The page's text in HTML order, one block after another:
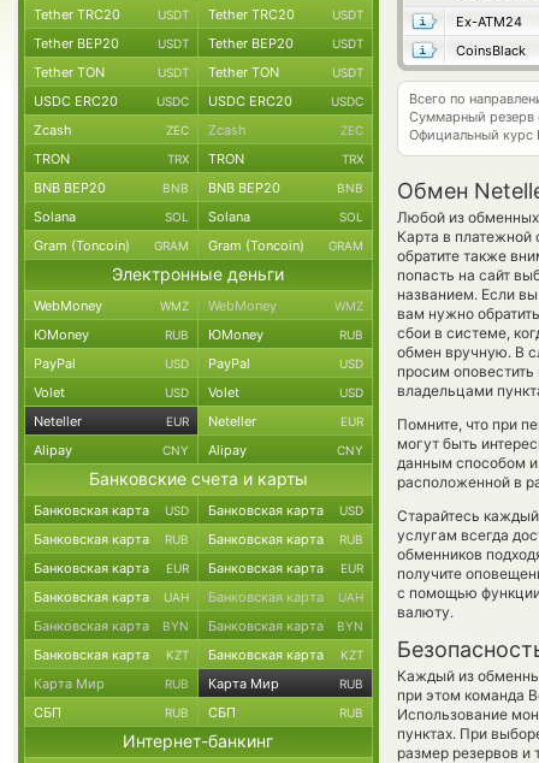
Ex-ATM24
CoinsBlack
Всего по
Суммарный резерв
Официальный курс
Обмен
Любой из обменных
Карта в
обратите также
попасть на сайт
названием. Если
вам нужно
сбои в системе,
обмен вручную. В
просим
владельцами
Помните, что при
могут быть
данным способом и
расположенной в
Старайтесь
услугам всегда
обменников
получите
с помощью
валюту.
Каждый из
при этом команда
Использование
пунктах. При
размер резервов и
Tether TRC20 USDT Tether TRC20 USDT
Tether BEP20 USDT Tether BEP20 USDT
Tether TON USDT Tether TON USDT
USDC ERC20 USDC USDC ERC20 USDC
Zcash ZEC Zcash ZEC
TRON TRX TRON TRX
BNB BEP20 BNB BNB BEP20 BNB
Solana SOL Solana SOL
Gram (Toncoin) GRAM Gram (Toncoin) GRAM
Электронные деньги
WebMoney WMZ WebMoney WMZ
ЮMoney RUB ЮMoney RUB
PayPal USD PayPal USD
Volet USD Volet USD
Neteller EUR Neteller EUR
Alipay CNY Alipay CNY
Банковские счета и карты
Банковская карта USD Банковская карта USD
Банковская карта RUB Банковская карта RUB
Банковская карта EUR Банковская карта EUR
Банковская карта UAH Банковская карта UAH
Банковская карта BYN Банковская карта BYN
Банковская карта KZT Банковская карта KZT
Карта Мир RUB Карта Мир RUB
СБП RUB СБП RUB
Интернет-банкинг